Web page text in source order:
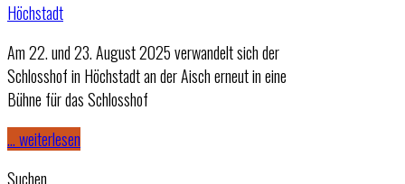
Am 22. und 23. August 2025 verwandelt sich der
Schlosshof in Höchstadt an der Aisch erneut in eine
Bühne für das Schlosshof
… weiterlesen
Suchen